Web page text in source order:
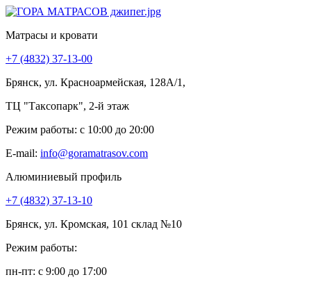
Матрасы и кровати
+7 (4832) 37-13-00
Брянск, ул. Красноармейская, 128А/1,
ТЦ "Таксопарк", 2-й этаж
Режим работы: c 10:00 до 20:00
E-mail: info@goramatrasov.com
Алюминиевый профиль
+7 (4832) 37-13-10
Брянск, ул. Кромская, 101 склад №10
Режим работы:
пн-пт: c 9:00 до 17:00